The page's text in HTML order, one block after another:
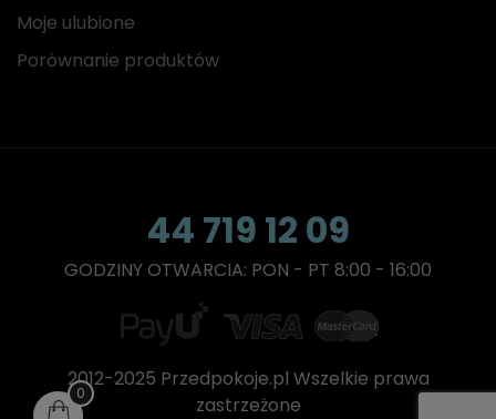
Moje ulubione
Porównanie produktów
44 719 12 09
GODZINY OTWARCIA: PON - PT 8:00 - 16:00
2012-2025 Przedpokoje.pl Wszelkie prawa
zastrzeżone
0